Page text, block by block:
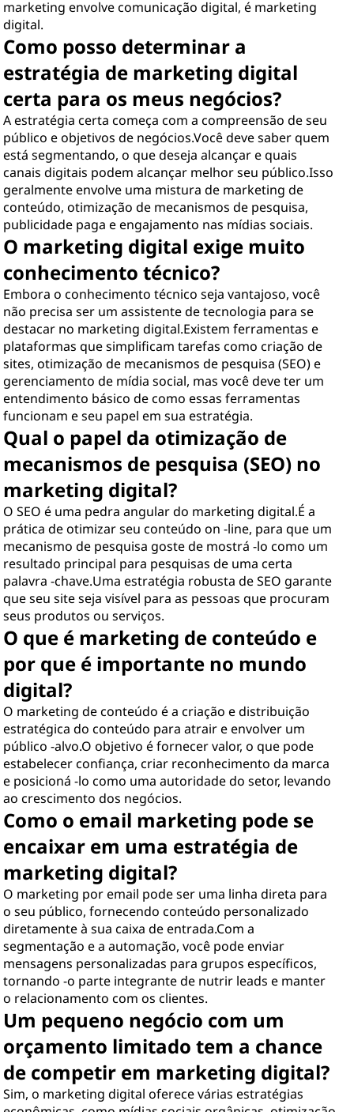
marketing envolve comunicação digital, é marketing
digital.
Como posso determinar a
estratégia de marketing digital
certa para os meus negócios?
A estratégia certa começa com a compreensão de seu
público e objetivos de negócios.Você deve saber quem
está segmentando, o que deseja alcançar e quais
canais digitais podem alcançar melhor seu público.Isso
geralmente envolve uma mistura de marketing de
conteúdo, otimização de mecanismos de pesquisa,
publicidade paga e engajamento nas mídias sociais.
O marketing digital exige muito
conhecimento técnico?
Embora o conhecimento técnico seja vantajoso, você
não precisa ser um assistente de tecnologia para se
destacar no marketing digital.Existem ferramentas e
plataformas que simplificam tarefas como criação de
sites, otimização de mecanismos de pesquisa (SEO) e
gerenciamento de mídia social, mas você deve ter um
entendimento básico de como essas ferramentas
funcionam e seu papel em sua estratégia.
Qual o papel da otimização de
mecanismos de pesquisa (SEO) no
marketing digital?
O SEO é uma pedra angular do marketing digital.É a
prática de otimizar seu conteúdo on -line, para que um
mecanismo de pesquisa goste de mostrá -lo como um
resultado principal para pesquisas de uma certa
palavra -chave.Uma estratégia robusta de SEO garante
que seu site seja visível para as pessoas que procuram
seus produtos ou serviços.
O que é marketing de conteúdo e
por que é importante no mundo
digital?
O marketing de conteúdo é a criação e distribuição
estratégica do conteúdo para atrair e envolver um
público -alvo.O objetivo é fornecer valor, o que pode
estabelecer confiança, criar reconhecimento da marca
e posicioná -lo como uma autoridade do setor, levando
ao crescimento dos negócios.
Como o email marketing pode se
encaixar em uma estratégia de
marketing digital?
O marketing por email pode ser uma linha direta para
o seu público, fornecendo conteúdo personalizado
diretamente à sua caixa de entrada.Com a
segmentação e a automação, você pode enviar
mensagens personalizadas para grupos específicos,
tornando -o parte integrante de nutrir leads e manter
o relacionamento com os clientes.
Um pequeno negócio com um
orçamento limitado tem a chance
de competir em marketing digital?
Sim, o marketing digital oferece várias estratégias